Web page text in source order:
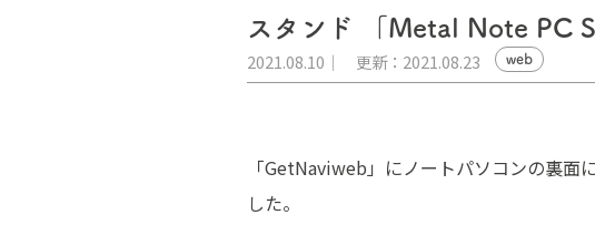
2021.08.10 更新：2021.08.23 web
スタンド 「Metal Note PC
「GetNaviweb」にノートパソコンの裏面
した。